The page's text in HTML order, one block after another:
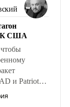
США
чтобы
и Patriot
трех
война с